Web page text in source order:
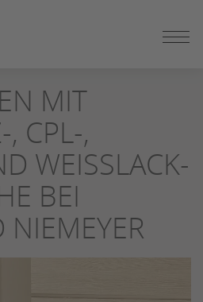
MIT
CPL-,
WEISSLACK-O
BEI H